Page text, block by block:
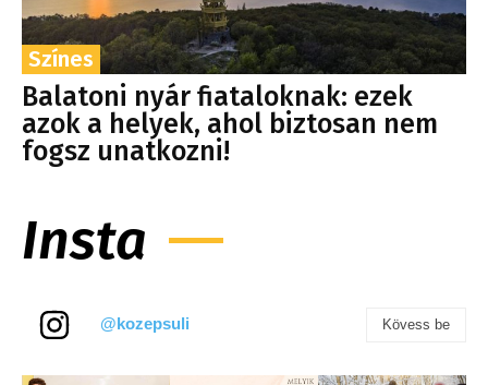
Színes
Balatoni nyár fiataloknak: ezek
azok a helyek, ahol biztosan nem
fogsz unatkozni!
Insta
@kozepsuli Kövess be